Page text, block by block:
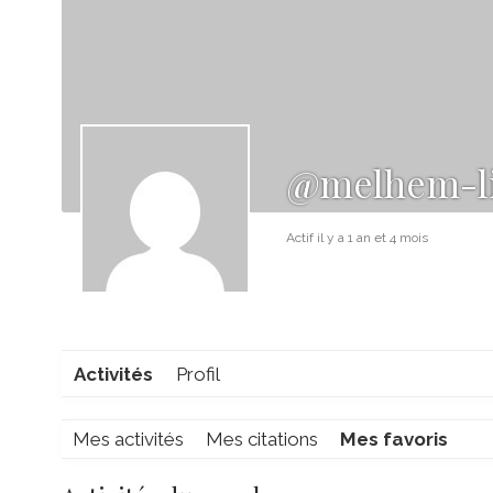
@melhem-
Actif il y a 1 an et 4 mois
Activités Profil
Mes activités Mes citations Mes favoris